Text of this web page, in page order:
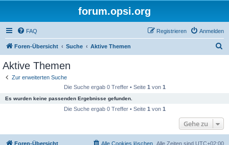
forum.opsi.org
FAQ Anmelden
Registrieren
Foren-Übersicht Suche Aktive Themen
Aktive Themen
Zur erweiterten Suche
Die Suche ergab 0 Treffer • Seite 1 von 1
Es wurden keine passenden Ergebnisse gefunden.
Die Suche ergab 0 Treffer • Seite 1 von 1
Gehe zu
Foren-Übersicht Alle Zeiten sind UTC+02:00
Alle Cookies löschen